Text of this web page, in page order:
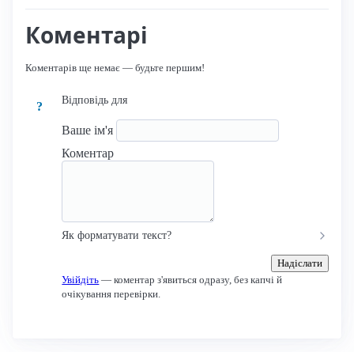
Коментарі
Коментарів ще немає — будьте першим!
?
Відповідь для
Ваше ім'я
Коментар
Як форматувати текст?
Надіслати
Увійдіть — коментар з'явиться одразу, без капчі й
очікування перевірки.